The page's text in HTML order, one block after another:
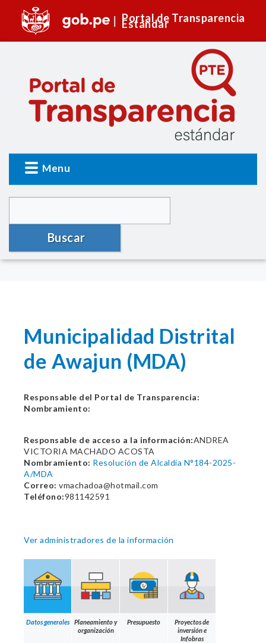
Portal de Transparencia
Estándar
Menu
Buscar
Municipalidad Distrital
de Awajun (MDA)
Responsable del Portal de Transparencia:
Nombramiento:
Responsable de acceso a la información:ANDREA
VICTORIA MACHADO ACOSTA
Nombramiento: Resolución de Alcaldía N°184-2025-
A/MDA
Correo: vmachadoa@hotmail.com
Teléfono:981142591
Ver administradores de la información
Datos generales
Planeamiento y
organización
Presupuesto
Proyectos de
inversión e
Infobras